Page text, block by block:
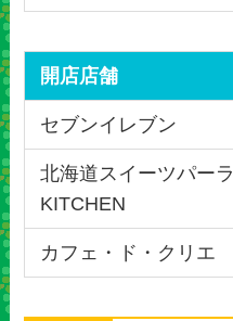
開店店舗
セブンイレブン
北海道スイーツパー
KITCHEN
カフェ・ド・クリエ